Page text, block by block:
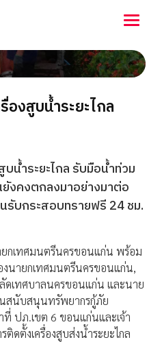
งสูบน้ำระยะไกล
น้ำระยะไกล รับมือน้ำท่วม
งคงตกลงมาอย่างมาต่อ
รับกระสอบทรายฟรี 24 ชม.
กเทศมนตรีนครขอนแก่น พร้อม
นายกเทศมนตรีนครขอนแก่น,
ดเทศบาลนครขอนแก่น และนาย
สนับสนุนทรัพยากรกู้ภัย
ปภ.เขต 6 ขอนแก่นและเจ้า
ดตั้งเครื่องสูบส่งน้ำระยะไกล